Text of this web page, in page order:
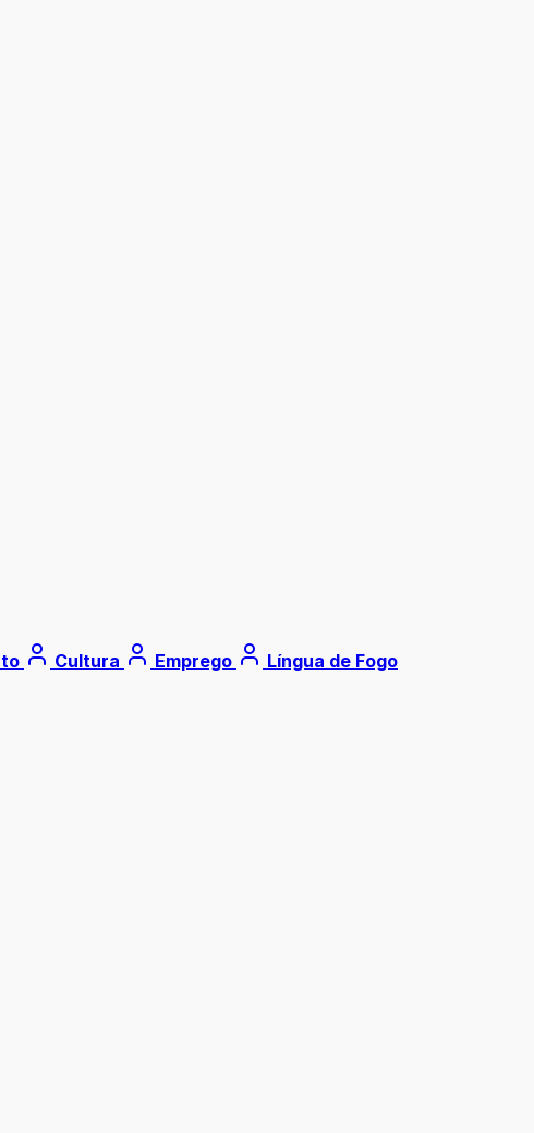
Cultura Emprego Língua de Fogo